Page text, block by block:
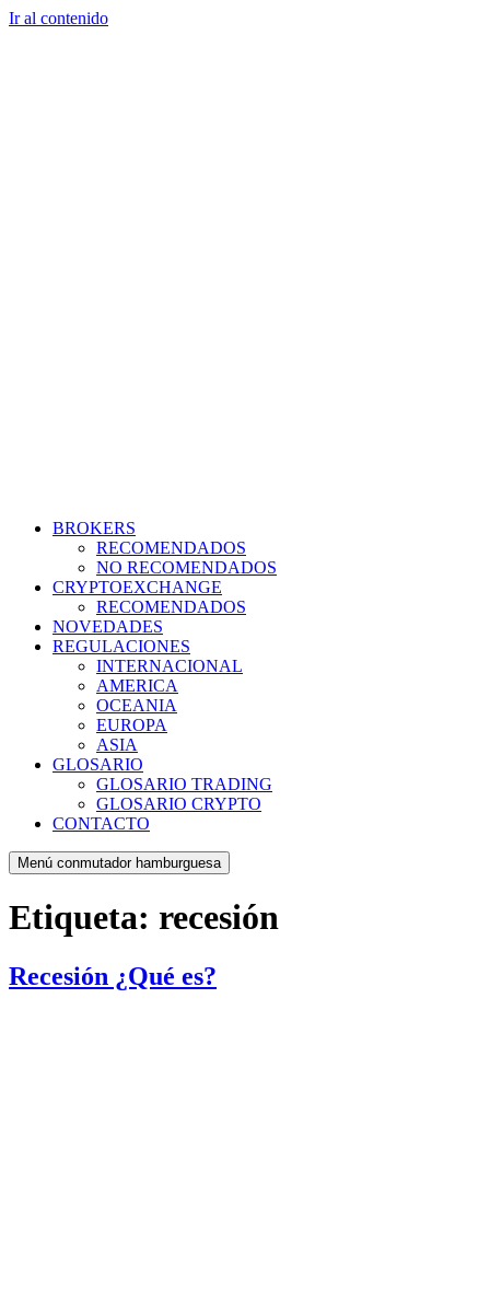
Ir al contenido
BROKERS
RECOMENDADOS
NO RECOMENDADOS
CRYPTOEXCHANGE
RECOMENDADOS
NOVEDADES
REGULACIONES
INTERNACIONAL
AMERICA
OCEANIA
EUROPA
ASIA
GLOSARIO
GLOSARIO TRADING
GLOSARIO CRYPTO
CONTACTO
Menú conmutador hamburguesa
Etiqueta: recesión
Recesión ¿Qué es?